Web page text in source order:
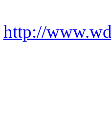
http://